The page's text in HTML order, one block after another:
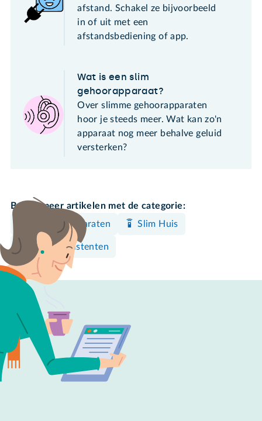
afstand. Schakel ze bijvoorbeeld
in of uit met een
afstandsbediening of app.
Wat is een slim
gehoorapparaat?
Over slimme gehoorapparaten
hoor je steeds meer. Wat kan zo'n
apparaat nog meer behalve geluid
versterken?
Bekijk meer artikelen met de categorie:
Overige apparaten
Slim Huis
Spraakassistenten